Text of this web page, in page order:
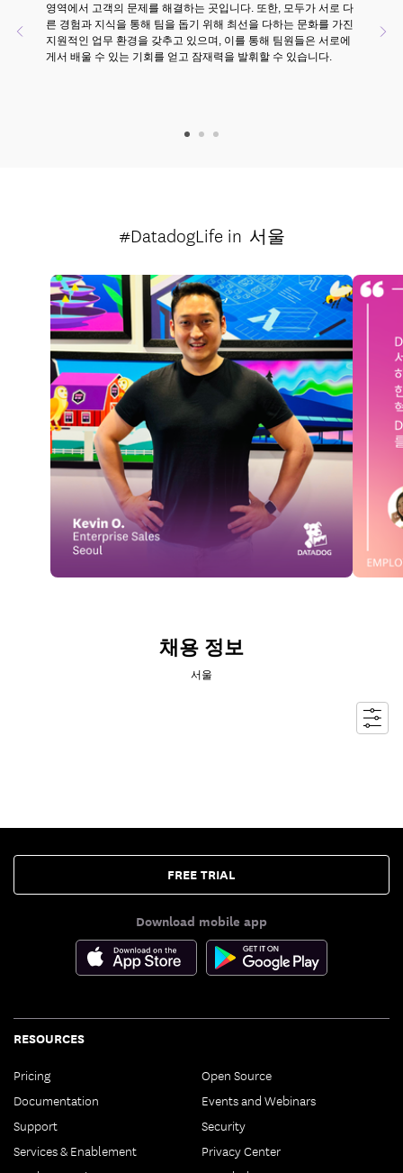
영역에서 고객의 문제를 해결하는 곳입니다. 또한, 모두가 서로 다
른 경험과 지식을 통해 팀을 돕기 위해 최선을 다하는 문화를 가진
지원적인 업무 환경을 갖추고 있으며, 이를 통해 팀원들은 서로에
게서 배울 수 있는 기회를 얻고 잠재력을 발휘할 수 있습니다.
Previous
#DatadogLife in 서울
채용 정보
서울
FREE TRIAL
Download mobile app
RESOURCES
Pricing
Documentation
Support
Services & Enablement
Open Source
Events and Webinars
Security
Privacy Center